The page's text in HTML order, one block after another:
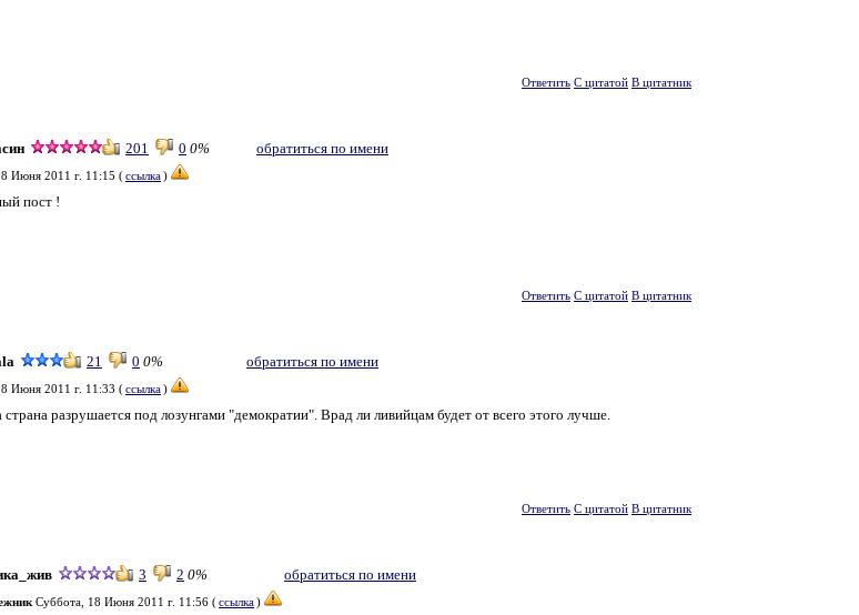
Ответить С цитатой В цитатник
201 0 0% обратиться по имени
Июня 2011 г. 11:15 (ссылка)
пост !
Ответить С цитатой В цитатник
21 0 0% обратиться по имени
Июня 2011 г. 11:33 (ссылка)
разрушается под лозунгами "демократии". Врад ли ливийцам будет от всего этого лучше.
Ответить С цитатой В цитатник
3 2 0% обратиться по имени
Суббота, 18 Июня 2011 г. 11:56 (ссылка)